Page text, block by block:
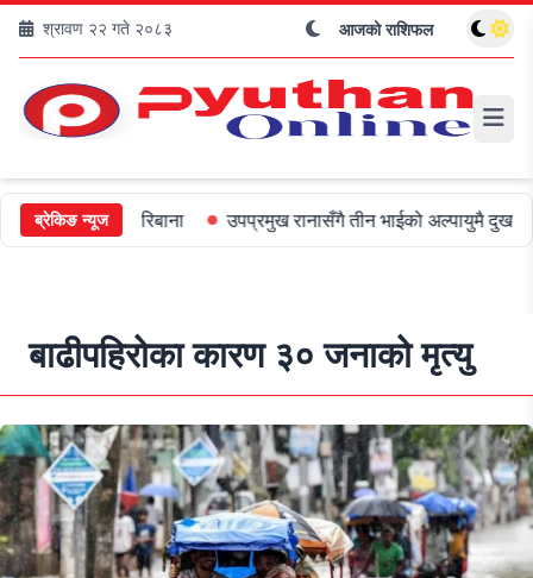
श्रावण २२ गते २०८३ आजको राशिफल
ब्रेकिङ न्यूज
५०० जरिबाना उपप्रमुख रानासँगै तीन भाईको अल्पायुमै दुखद निधन
बाढीपहिरोका कारण ३० जनाको मृत्यु